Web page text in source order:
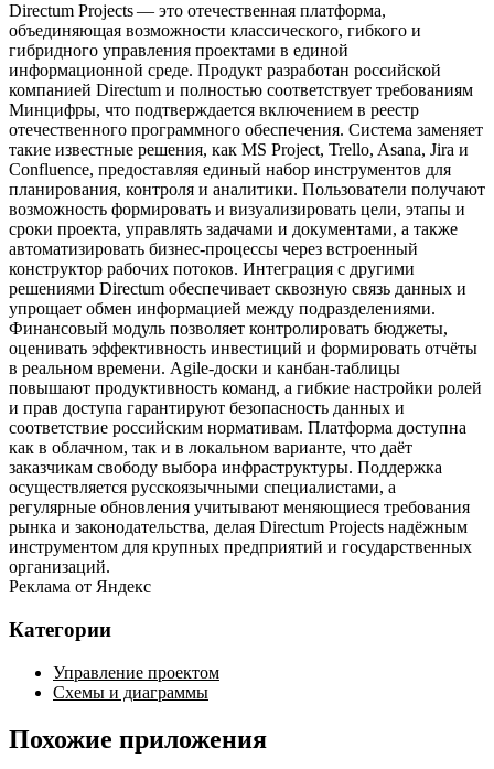
Directum Projects — это отечественная платформа,
объединяющая возможности классического, гибкого и
гибридного управления проектами в единой
информационной среде. Продукт разработан российской
компанией Directum и полностью соответствует требованиям
Минцифры, что подтверждается включением в реестр
отечественного программного обеспечения. Система заменяет
такие известные решения, как MS Project, Trello, Asana, Jira и
Confluence, предоставляя единый набор инструментов для
планирования, контроля и аналитики. Пользователи получают
возможность формировать и визуализировать цели, этапы и
сроки проекта, управлять задачами и документами, а также
автоматизировать бизнес‑процессы через встроенный
конструктор рабочих потоков. Интеграция с другими
решениями Directum обеспечивает сквозную связь данных и
упрощает обмен информацией между подразделениями.
Финансовый модуль позволяет контролировать бюджеты,
оценивать эффективность инвестиций и формировать отчёты
в реальном времени. Agile‑доски и канбан‑таблицы
повышают продуктивность команд, а гибкие настройки ролей
и прав доступа гарантируют безопасность данных и
соответствие российским нормативам. Платформа доступна
как в облачном, так и в локальном варианте, что даёт
заказчикам свободу выбора инфраструктуры. Поддержка
осуществляется русскоязычными специалистами, а
регулярные обновления учитывают меняющиеся требования
рынка и законодательства, делая Directum Projects надёжным
инструментом для крупных предприятий и государственных
организаций.
Реклама от Яндекс
Категории
Управление проектом
Схемы и диаграммы
Похожие приложения